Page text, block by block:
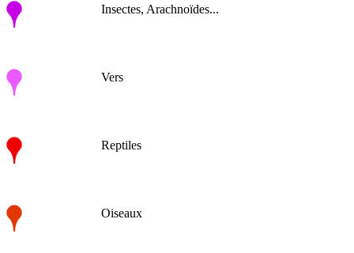
Insectes, Arachnoïdes...
Vers
Reptiles
Oiseaux